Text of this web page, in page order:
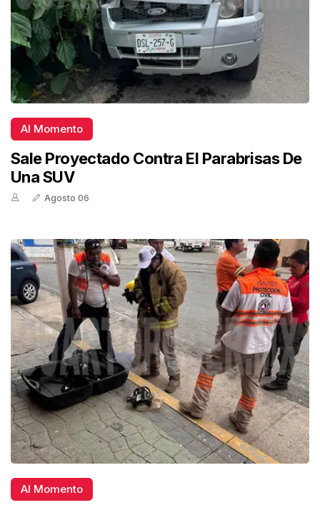
Al Momento
Sale Proyectado Contra El Parabrisas De
Una SUV
Agosto 06
Al Momento